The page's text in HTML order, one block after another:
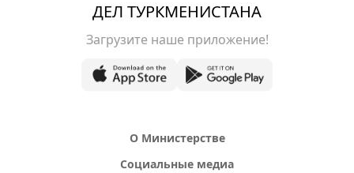
ДЕЛ ТУРКМЕНИСТАНА
Загрузите наше приложение!
О Министерстве
Социальные медиа